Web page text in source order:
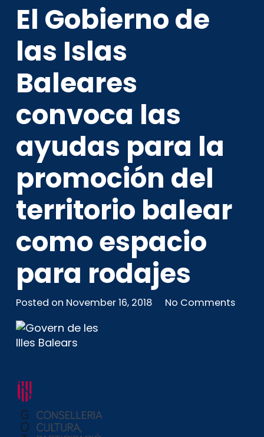
El Gobierno de
las Islas
Baleares
convoca las
ayudas para la
promoción del
territorio balear
como espacio
para rodajes
Posted on November 16, 2018 No Comments